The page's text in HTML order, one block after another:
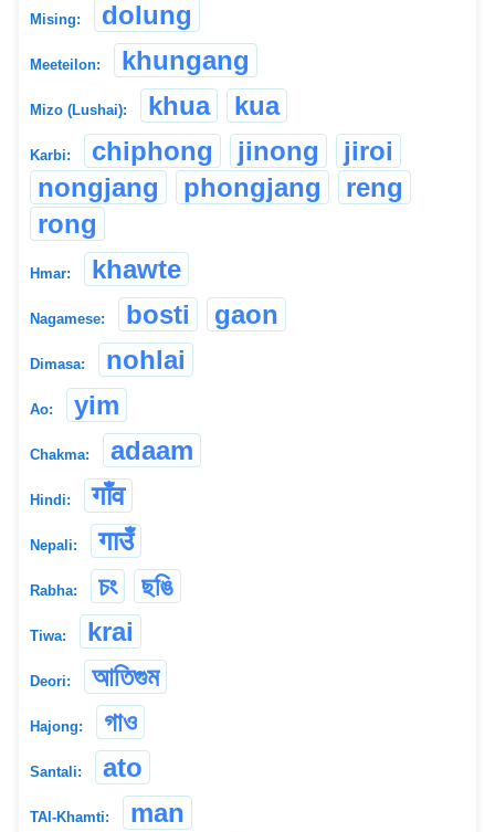
Mising: dolung
Meeteilon: khungang
Mizo (Lushai): khua kua
Karbi: chiphong jinong
jiroi
nongjang
phongjang
reng
rong
Hmar: khawte
Nagamese: bosti gaon
Dimasa: nohlai
Ao: yim
Chakma: adaam
Hindi: गाँव
Nepali: गाउँ
Rabha: চং ছঙি
Tiwa: krai
Deori: আতিগুম
Hajong: গাও
Santali: ato
TAI-Khamti: man